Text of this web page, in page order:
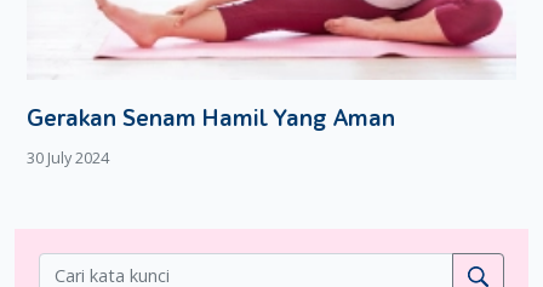
Gerakan Senam Hamil Yang Aman
30 July 2024